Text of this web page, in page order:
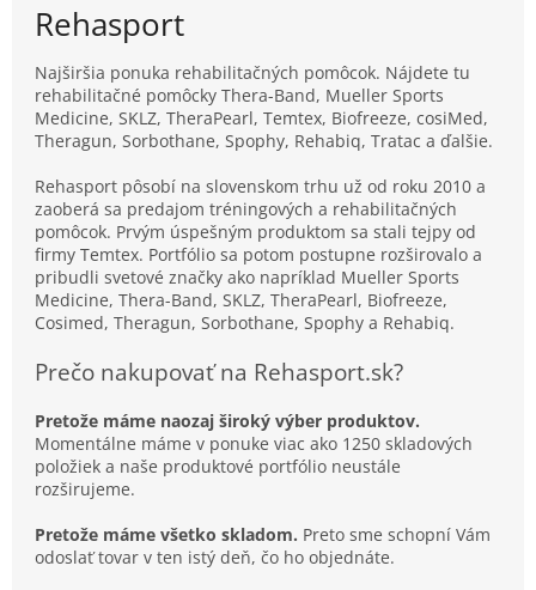
Rehasport
Najširšia ponuka rehabilitačných pomôcok. Nájdete tu
rehabilitačné pomôcky Thera-Band, Mueller Sports
Medicine, SKLZ, TheraPearl, Temtex, Biofreeze, cosiMed,
Theragun, Sorbothane, Spophy, Rehabiq, Tratac a ďalšie.
Rehasport pôsobí na slovenskom trhu už od roku 2010 a
zaoberá sa predajom tréningových a rehabilitačných
pomôcok. Prvým úspešným produktom sa stali tejpy od
firmy Temtex. Portfólio sa potom postupne rozširovalo a
pribudli svetové značky ako napríklad Mueller Sports
Medicine, Thera-Band, SKLZ, TheraPearl, Biofreeze,
Cosimed, Theragun, Sorbothane, Spophy a Rehabiq.
Prečo nakupovať na Rehasport.sk?
Pretože máme naozaj široký výber produktov.
Momentálne máme v ponuke viac ako 1250 skladových
položiek a naše produktové portfólio neustále
rozširujeme.
Pretože máme všetko skladom. Preto sme schopní Vám
odoslať tovar v ten istý deň, čo ho objednáte.